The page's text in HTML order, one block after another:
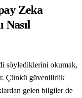
Zeka
Nasıl
söylediklerini okumak,
Çünkü güvenilirlik
gelen bilgiler de